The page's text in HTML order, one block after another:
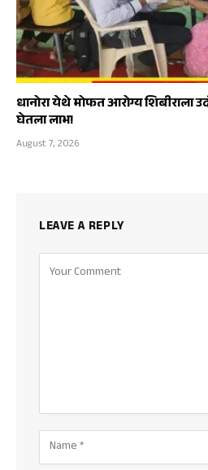
धानोरा येथे मोफत आरोग्य शिबीराला
घेतला लाभ!
August 7, 2026
LEAVE A REPLY